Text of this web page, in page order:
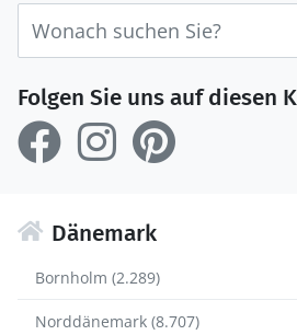
Folgen Sie uns auf diesen
Dänemark
Bornholm (2.289)
Norddänemark (8.707)